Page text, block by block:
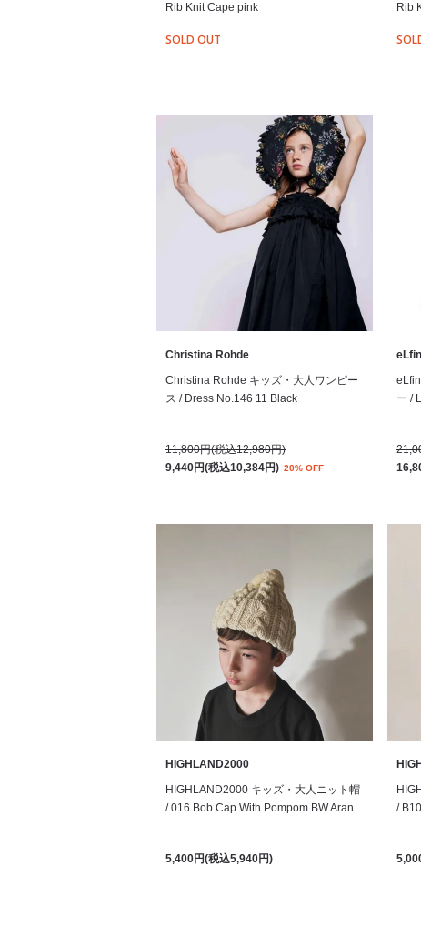
Rib Knit Cape pink
SOLD OUT
Rib
Christina Rohde
Christina Rohde キッズ・大人ワンピー
ス / Dress No.146 11 Black
11,800円(税込12,980円)
9,440円(税込10,384円) 20% OFF
ー /
HIGHLAND2000
HIGHLAND2000 キッズ・大人ニット帽
/ 016 Bob Cap With Pompom BW Aran
5,400円(税込5,940円)
/